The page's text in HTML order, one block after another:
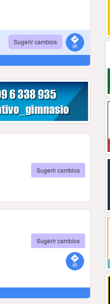
Sugerir cambios
Sugerir cambios
Sugerir cambios